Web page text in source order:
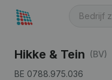
Hikke & Tein (BV)
BE 0788.975.036